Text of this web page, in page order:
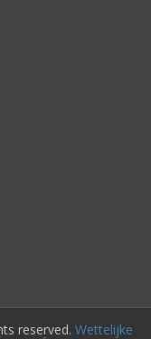
reserved. Wettelijke